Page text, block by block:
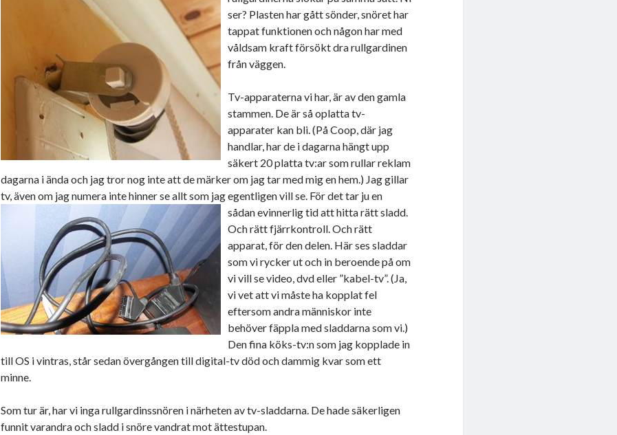
ser? Plasten har gått sönder, snöret har
tappat funktionen och någon har med
våldsam kraft försökt dra rullgardinen
från väggen.
Tv-apparaterna vi har, är av den gamla
stammen. De är så oplatta tv-
apparater kan bli. (På Coop, där jag
handlar, har de i dagarna hängt upp
säkert 20 platta tv:ar som rullar reklam
dagarna i ända och jag tror nog inte att de märker om jag tar med mig en hem.) Jag gillar
tv, även om jag numera inte hinner se allt som jag egentligen vill se. För det tar ju en
sådan evinnerlig tid att hitta rätt sladd.
Och rätt fjärrkontroll. Och rätt
apparat, för den delen. Här ses sladdar
som vi rycker ut och in beroende på om
vi vill se video, dvd eller ”kabel-tv”. (Ja,
vi vet att vi måste ha kopplat fel
eftersom andra människor inte
behöver fäppla med sladdarna som vi.)
Den fina köks-tv:n som jag kopplade in
till OS i vintras, står sedan övergången till digital-tv död och dammig kvar som ett
minne.
Som tur är, har vi inga rullgardinssnören i närheten av tv-sladdarna. De hade säkerligen
funnit varandra och sladd i snöre vandrat mot ättestupan.